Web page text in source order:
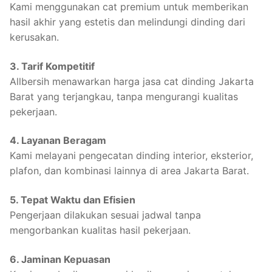
Kami menggunakan cat premium untuk memberikan
hasil akhir yang estetis dan melindungi dinding dari
kerusakan.
3. Tarif Kompetitif
Allbersih menawarkan harga jasa cat dinding Jakarta
Barat yang terjangkau, tanpa mengurangi kualitas
pekerjaan.
4. Layanan Beragam
Kami melayani pengecatan dinding interior, eksterior,
plafon, dan kombinasi lainnya di area Jakarta Barat.
5. Tepat Waktu dan Efisien
Pengerjaan dilakukan sesuai jadwal tanpa
mengorbankan kualitas hasil pekerjaan.
6. Jaminan Kepuasan